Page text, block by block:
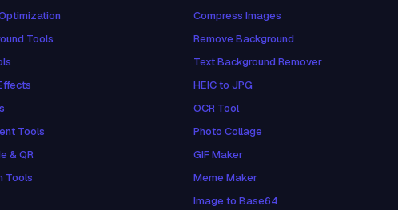
Tools
Tools
& QR
Tools
Compress Images
Remove Background
Text Background Remover
HEIC to JPG
OCR Tool
Photo Collage
GIF Maker
Meme Maker
Image to Base64